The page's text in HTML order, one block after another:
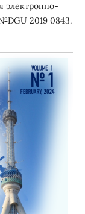
электронно-
2019 0843.